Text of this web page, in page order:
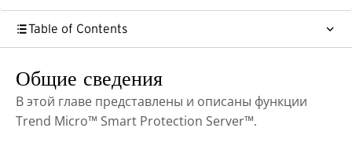
Table of Contents
Общие сведения
В этой главе представлены и описаны функции
Trend Micro™ Smart Protection Server™.